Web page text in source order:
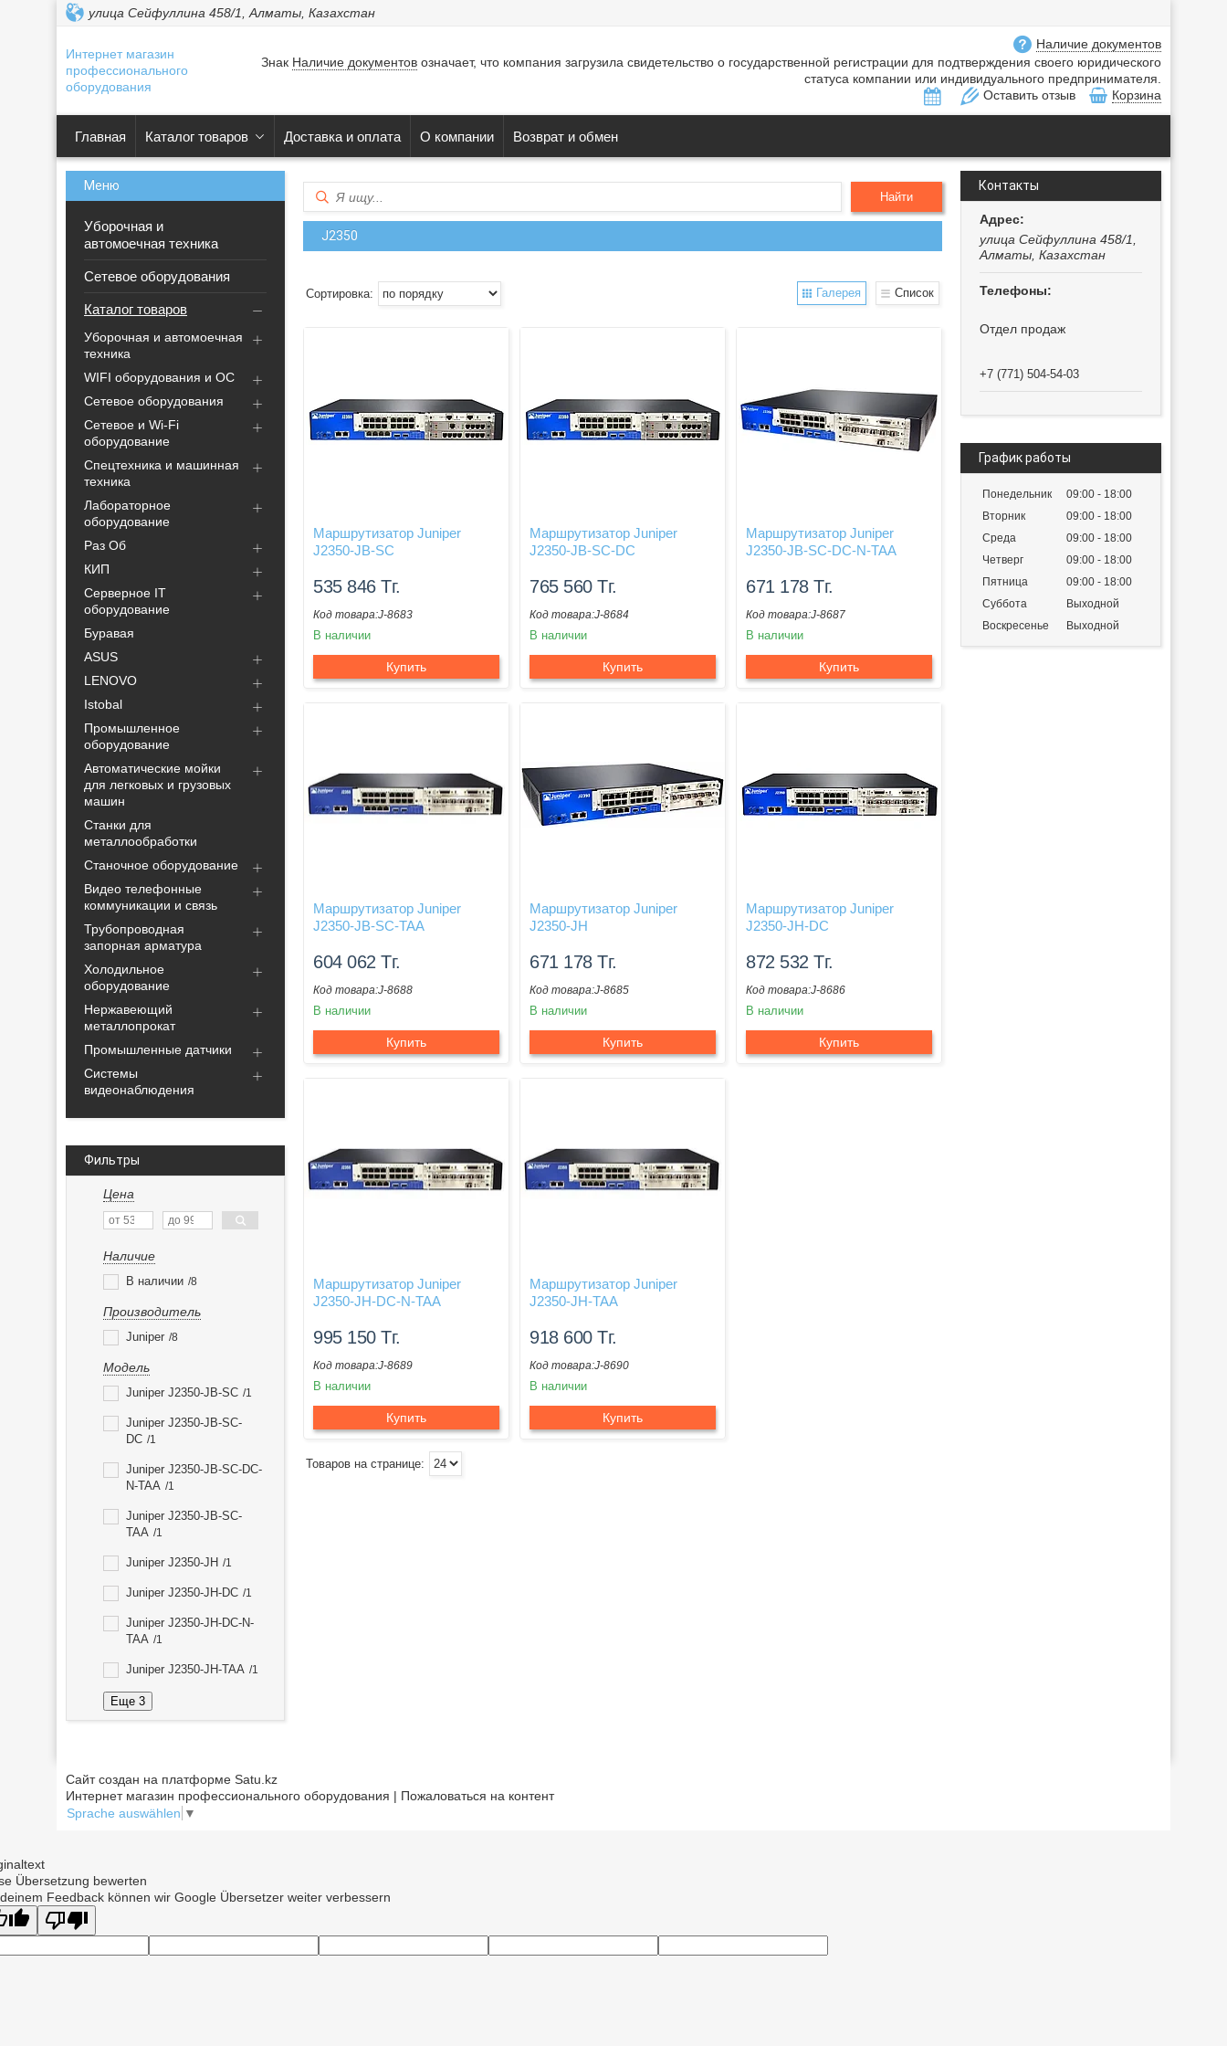
улица Сейфуллина 458/1, Алматы, Казахстан
Интернет магазин
профессионального
оборудования
Наличие документов
Знак Наличие документов означает, что компания загрузила свидетельство о государственной регистрации для подтверждения своего юридического
статуса компании или индивидуального предпринимателя.
Оставить отзыв
Корзина
Главная Каталог товаров Доставка и оплата О компании Возврат и обмен
Уборочная и
автомоечная техника
Сетевое оборудования
Каталог товаров
Уборочная и автомоечная
техника
WIFI оборудования и ОС
Сетевое оборудования
Сетевое и Wi-Fi
оборудование
Спецтехника и машинная
техника
Лабораторное
оборудование
Раз Об
КИП
Серверное IT
оборудование
Буравая
ASUS
LENOVO
Istobal
Промышленное
оборудование
Автоматические мойки
для легковых и грузовых
машин
Станки для
металлообработки
Станочное оборудование
Видео телефонные
коммуникации и связь
Трубопроводная
запорная арматура
Холодильное
оборудование
Нержавеющий
металлопрокат
Промышленные датчики
Системы
видеонаблюдения
Фильтры
Цена
Наличие
В наличии 8
Производитель
Juniper 8
Модель
Juniper J2350-JB-SC 1
Juniper J2350-JB-SC-
DC 1
Juniper J2350-JB-SC-DC-
N-TAA 1
Juniper J2350-JB-SC-
TAA 1
Juniper J2350-JH 1
Juniper J2350-JH-DC 1
Juniper J2350-JH-DC-N-
TAA 1
Juniper J2350-JH-TAA 1
Еще 3
Найти
J2350
Галерея Список
Маршрутизатор Juniper
J2350-JB-SC
535 846Тг.
J-8683
В наличии
Купить
Маршрутизатор Juniper
J2350-JB-SC-DC
765 560Тг.
J-8684
В наличии
Купить
Маршрутизатор Juniper
J2350-JB-SC-DC-N-TAA
671 178Тг.
J-8687
В наличии
Купить
Маршрутизатор Juniper
J2350-JB-SC-TAA
604 062Тг.
J-8688
В наличии
Купить
Маршрутизатор Juniper
J2350-JH
671 178Тг.
J-8685
В наличии
Купить
Маршрутизатор Juniper
J2350-JH-DC
872 532Тг.
J-8686
В наличии
Купить
Маршрутизатор Juniper
J2350-JH-DC-N-TAA
995 150Тг.
J-8689
В наличии
Купить
Маршрутизатор Juniper
J2350-JH-TAA
918 600Тг.
J-8690
В наличии
Купить
Контакты
улица Сейфуллина 458/1,
Алматы, Казахстан
Отдел продаж
+7 (771) 504-54-03
График работы
Понедельник 09:00
18:00
Вторник
09:00
18:00
Среда
09:00
18:00
Четверг
09:00
18:00
Пятница
09:00
18:00
Суббота
Выходной
Воскресенье
Выходной
Сайт создан на платформе Satu.kz
Интернет магазин профессионального оборудования | Пожаловаться на контент
Sprache auswählen ▼
Übersetzung bewerten
Feedback können wir Google Übersetzer weiter verbessern